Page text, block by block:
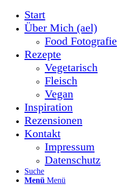
Start
Über Mich (ael)
Food Fotografie
Rezepte
Vegetarisch
Fleisch
Vegan
Inspiration
Rezensionen
Kontakt
Impressum
Datenschutz
Suche
Menü Menü